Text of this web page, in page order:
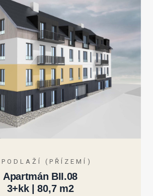
(PŘÍZEMÍ)
Apartmán BII.08
3+kk | 80,7 m2